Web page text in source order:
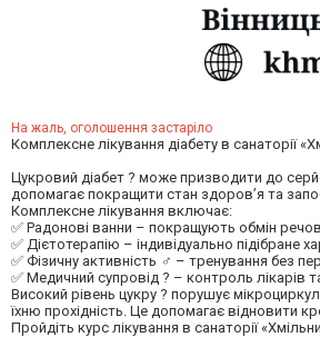
На жаль, оголошення застаріло
Комплексне лікування діабету в санаторії
Цукровий діабет ? може призводити до
допомагає покращити стан здоров’я та
Комплексне лікування включає:
✅ Радонові ванни – покращують обмін
✅ Дієтотерапію – індивідуально підібране
✅ Фізичну активність ‍♂ – тренування без
✅ Медичний супровід ? – контроль лікарів
Високий рівень цукру ? порушує
їхню прохідність. Це допомагає відновити
Пройдіть курс лікування в санаторії